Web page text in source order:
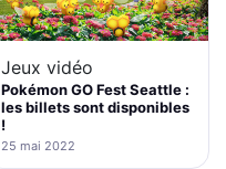
Jeux vidéo
Pokémon GO Fest Seattle :
les billets sont disponibles
!
25 mai 2022